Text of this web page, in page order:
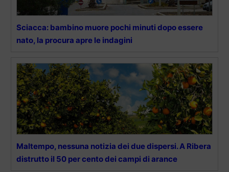
Sciacca: bambino muore pochi minuti dopo essere
nato, la procura apre le indagini
Maltempo, nessuna notizia dei due dispersi. A Ribera
distrutto il 50 per cento dei campi di arance